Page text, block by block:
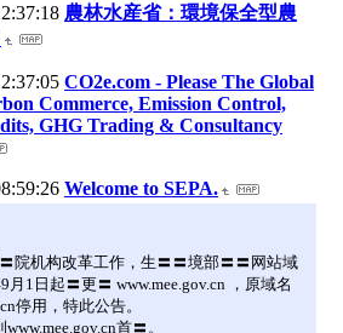
農林水産省：環境保全型農
CO2e.com - Please The Global
Commerce, Emission Control,
GHG Trading & Consultancy
Welcome to SEPA.
院机构改革工作，生〓〓境部〓〓网站域
月1日起〓更〓 www.mee.gov.cn ，原域名
停用，特此公告。
首〓。